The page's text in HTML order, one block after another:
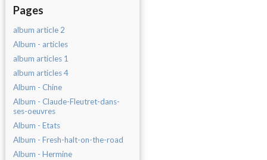
Pages
album article 2
Album - articles
album articles 1
album articles 4
Album - Chine
Album - Claude-Fleutret-dans-
ses-oeuvres
Album - Etats
Album - Fresh-halt-on-the-road
Album - Hermine